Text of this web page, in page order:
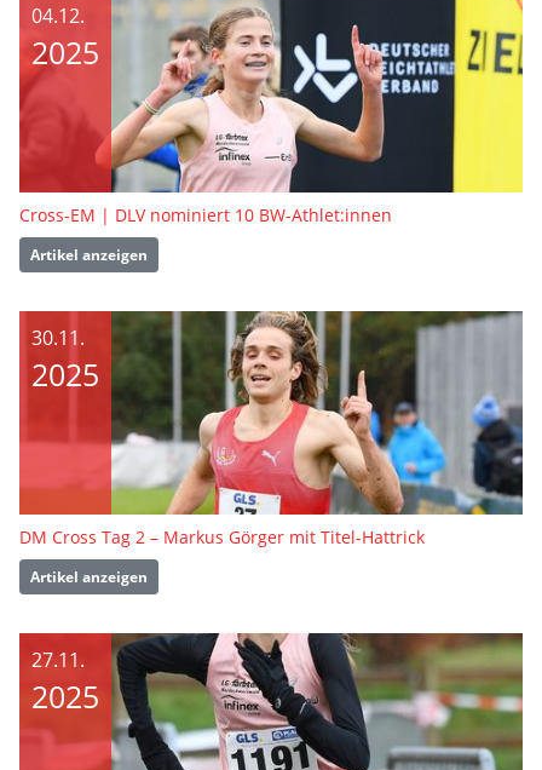
04.12.
2025
Cross-EM | DLV nominiert 10 BW-Athlet:innen
Artikel anzeigen
30.11.
2025
DM Cross Tag 2 – Markus Görger mit Titel-Hattrick
Artikel anzeigen
27.11.
2025